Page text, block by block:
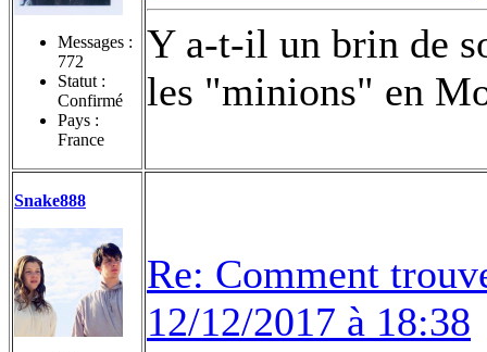
Messages :
772
Statut :
Confirmé
Pays :
France
Y a-t-il un brin de
les "minions" en
Snake888
Re: Comment
12/12/2017 à 18:38